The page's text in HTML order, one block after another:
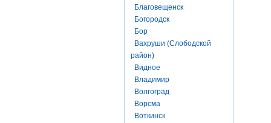
Благовещенск
Богородск
Бор
Вахруши (Слободской
район)
Видное
Владимир
Волгоград
Ворсма
Воткинск